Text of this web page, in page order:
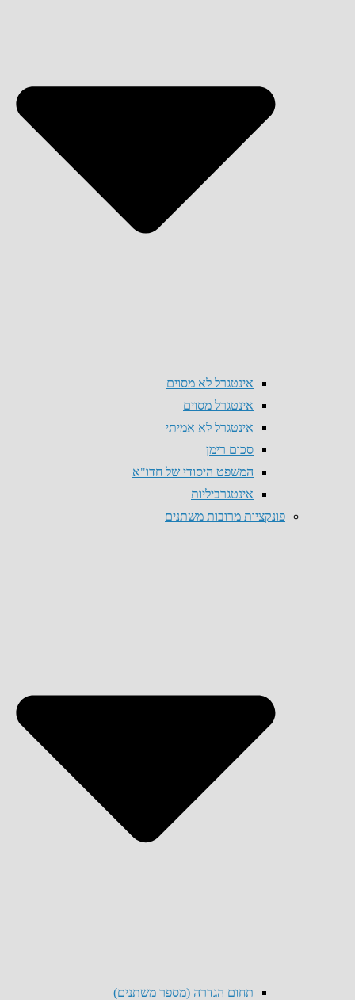
אינטגרל לא מסוים
אינטגרל מסוים
אינטגרל לא אמיתי
סכום רימן
המשפט היסודי של חדו"א
אינטגרביליות
פונקציות מרובות משתנים
תחום הגדרה (מספר משתנים)